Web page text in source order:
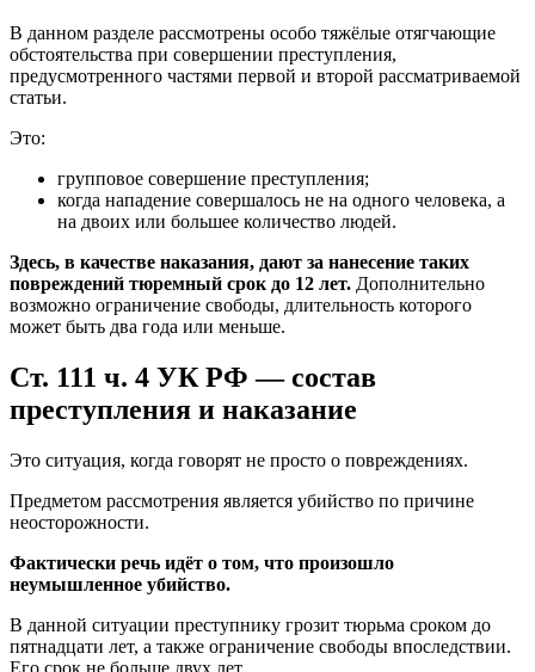
В данном разделе рассмотрены особо тяжёлые отягчающие
обстоятельства при совершении преступления,
предусмотренного частями первой и второй рассматриваемой
статьи.
Это:
групповое совершение преступления;
когда нападение совершалось не на одного человека, а
на двоих или большее количество людей.
Здесь, в качестве наказания, дают за нанесение таких
повреждений тюремный срок до 12 лет. Дополнительно
возможно ограничение свободы, длительность которого
может быть два года или меньше.
Ст. 111 ч. 4 УК РФ — состав
преступления и наказание
Это ситуация, когда говорят не просто о повреждениях.
Предметом рассмотрения является убийство по причине
неосторожности.
Фактически речь идёт о том, что произошло
неумышленное убийство.
В данной ситуации преступнику грозит тюрьма сроком до
пятнадцати лет, а также ограничение свободы впоследствии.
Его срок не больше двух лет.